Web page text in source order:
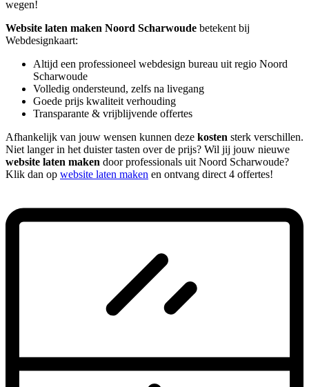
wegen!
Website laten maken Noord Scharwoude betekent bij
Webdesignkaart:
Altijd een professioneel webdesign bureau uit regio Noord
Scharwoude
Volledig ondersteund, zelfs na livegang
Goede prijs kwaliteit verhouding
Transparante & vrijblijvende offertes
Afhankelijk van jouw wensen kunnen deze kosten sterk verschillen.
Niet langer in het duister tasten over de prijs? Wil jij jouw nieuwe
website laten maken door professionals uit Noord Scharwoude?
Klik dan op website laten maken en ontvang direct 4 offertes!